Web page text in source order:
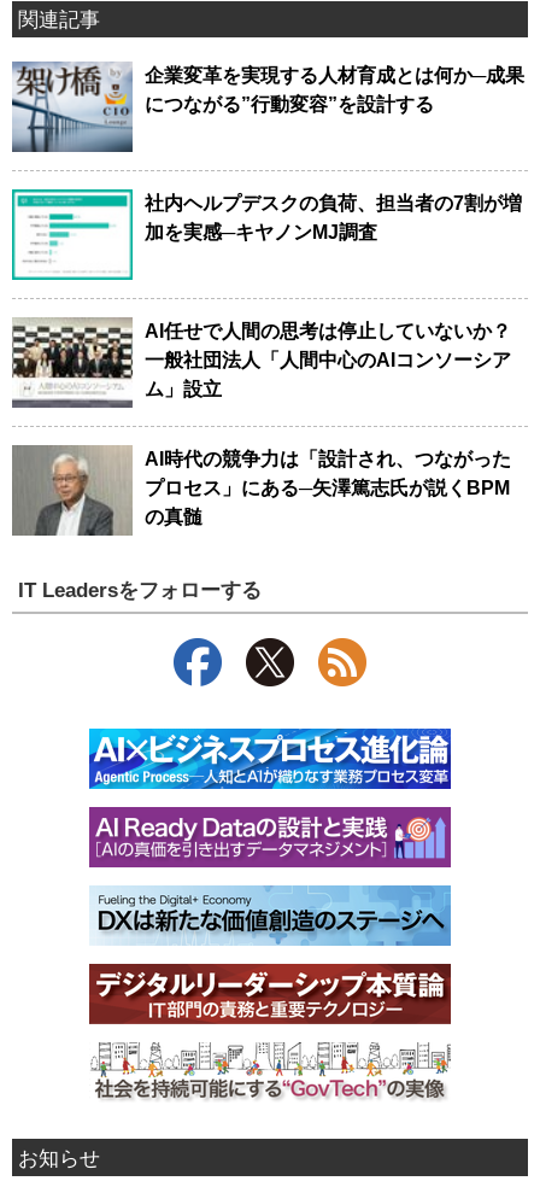
関連記事
企業変革を実現する人材育成とは何か─成果
につながる”行動変容”を設計する
社内ヘルプデスクの負荷、担当者の7割が増
加を実感─キヤノンMJ調査
AI任せで人間の思考は停止していないか？
一般社団法人「人間中心のAIコンソーシア
ム」設立
AI時代の競争力は「設計され、つながった
プロセス」にある─矢澤篤志氏が説くBPM
の真髄
IT Leadersをフォローする
お知らせ